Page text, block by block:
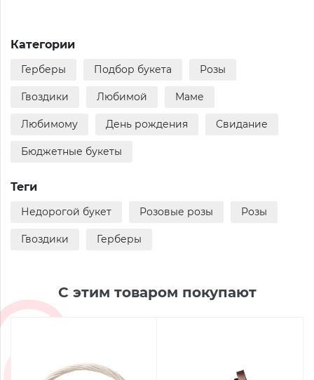
Категории
Герберы Подбор букета Розы
Гвоздики Любимой Маме
Любимому День рождения Свидание
Бюджетные букеты
Теги
Недорогой букет Розовые розы Розы
Гвоздики Герберы
С этим товаром покупают